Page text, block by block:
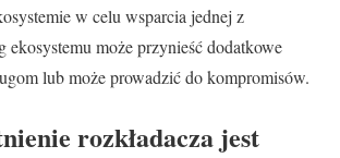
w celu wsparcia jednej z
ekosystemu może przynieść dodatkowe
lub może prowadzić do kompromisów.
rozkładacza jest